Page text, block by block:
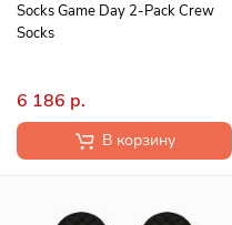
Socks Game Day 2-Pack Crew
Socks
6 186 р.
В корзину